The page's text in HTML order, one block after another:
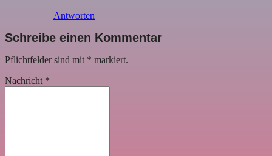
Antworten
Schreibe einen Kommentar
Pflichtfelder sind mit * markiert.
Nachricht *